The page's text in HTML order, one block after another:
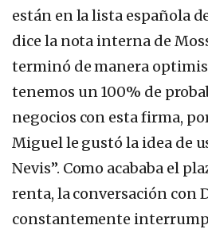
están en la lista española
dice la nota interna de
terminó de manera
tenemos un 100% de
negocios con esta firma,
Miguel le gustó la idea de
Nevis”. Como acababa el
renta, la conversación con
constantemente